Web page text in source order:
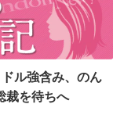
ル強含み、 のん
裁を待ちへ